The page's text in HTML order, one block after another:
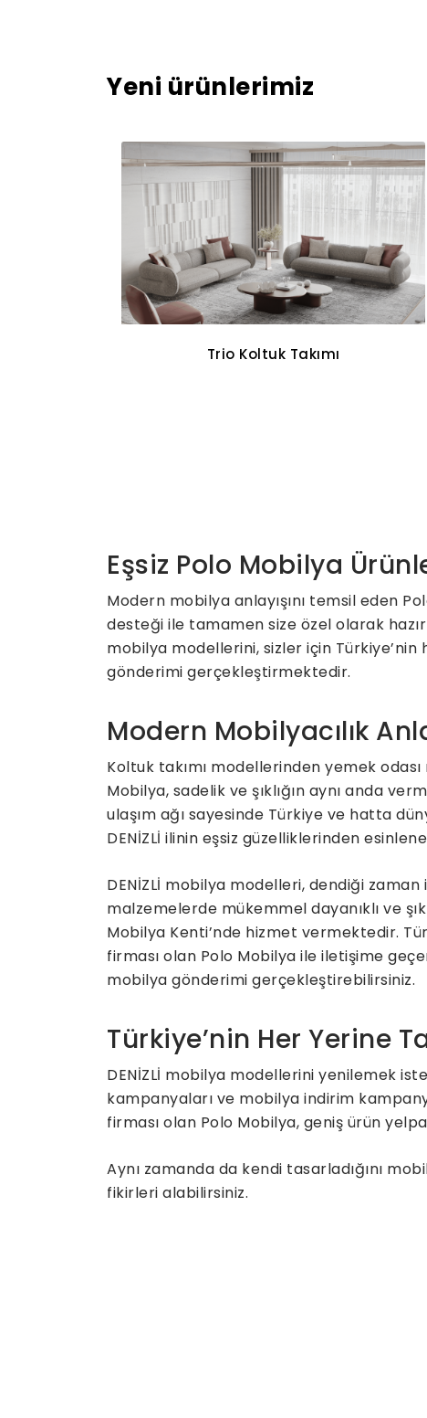
Yeni ürünlerimiz
Cross Walnut Yemek Odası
Eşsiz Polo Mobilya
Modern mobilya anlayışını temsil eden
desteği ile tamamen size özel olarak
mobilya modellerini, sizler için
gönderimi gerçekleştirmektedir.
Modern Mobilyacılık
Koltuk takımı modellerinden yemek
Mobilya, sadelik ve şıklığın aynı anda
ulaşım ağı sayesinde Türkiye ve hatta
DENİZLİ ilinin eşsiz güzelliklerinden
DENİZLİ mobilya modelleri, dendiği
malzemelerde mükemmel dayanıklı ve
Mobilya Kenti’nde hizmet vermektedir.
firması olan Polo Mobilya ile iletişime
mobilya gönderimi gerçekleştirebilirsiniz.
Türkiye’nin Her Yerine
DENİZLİ mobilya modellerini yenilemek
kampanyaları ve mobilya indirim
firması olan Polo Mobilya, geniş ürün
Aynı zamanda da kendi tasarladığını
fikirleri alabilirsiniz.